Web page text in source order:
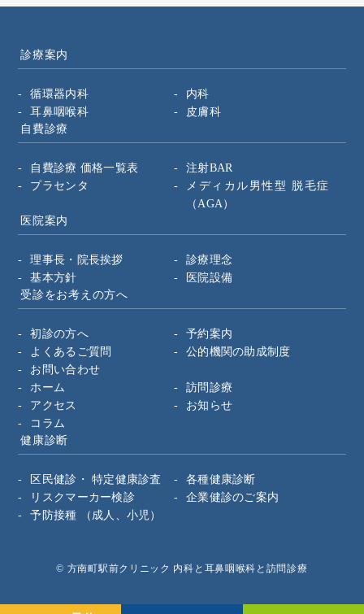
診療案内
循環器内科
内科
耳鼻咽喉科
皮膚科
自費診療
自費診療 価格一覧表
注射BAR
プラセンタ
メディカル男性型 脱毛症
（AGA）
医院案内
理事長・院長挨拶
診療理念
基本方針
医院設備
受診をお考えの方へ
初診の方へ
予約案内
よくあるご質問
公的機関の助成制度
お問い合わせ
ホーム
訪問診療
アクセス
お知らせ
コラム
健康診断
区民健診・ 特定健康診査
各種健康診断
リスクマーカー検診
企業健診のご案内
予防接種 （成人、小児）
© 方南町駅前クリニック 内科と耳鼻咽喉科と訪問診療